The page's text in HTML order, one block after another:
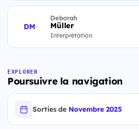
DM
Deborah
Müller
Interprétation
EXPLORER
Poursuivre la navigation
Sorties de Novembre 2025